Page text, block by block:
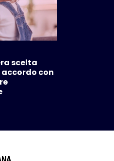
scelta
con